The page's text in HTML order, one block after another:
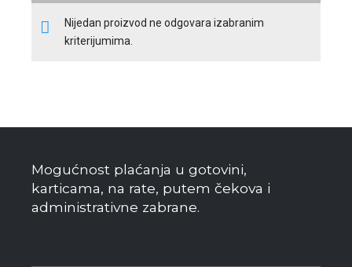
Nijedan proizvod ne odgovara izabranim
kriterijumima.
Mogućnost plaćanja u gotovini,
karticama, na rate, putem čekova i
administrativne zabrane.